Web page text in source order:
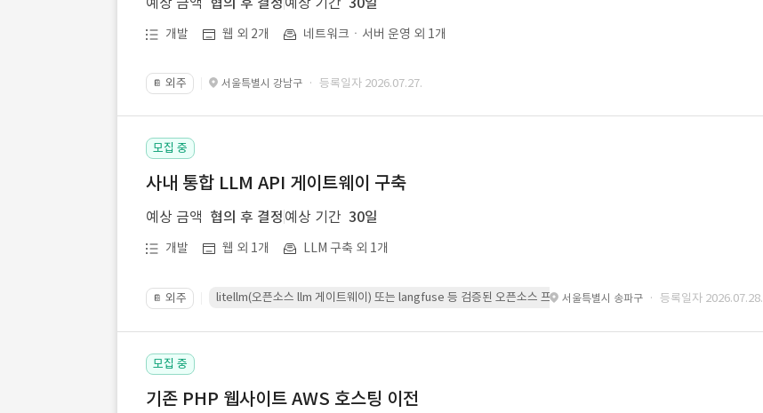
개발 웹 외 2개 네트워크ㆍ서버 운영 외 1개
📔 외주 서울특별시 강남구 · 등록일자 2026.07.27.
모집 중
사내 통합 LLM API 게이트웨이 구축
예상 금액 협의 후 결정 예상 기간 30일
개발 웹 외 1개 LLM 구축 외 1개
📔 외주 litellm(오픈소스 llm 게이트웨이) 또는 langfuse 등 검증된 오픈소스 프레임워크를 기반으로 시스템을 구축
서울특별시 송파구 · 등록일자 2026.07.28.
모집 중
기존 PHP 웹사이트 AWS 호스팅 이전